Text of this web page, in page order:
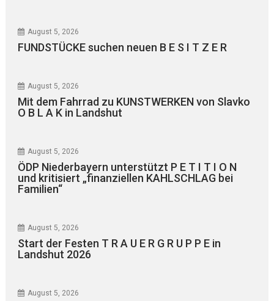
August 5, 2026
FUNDSTÜCKE suchen neuen B E S I T Z E R
August 5, 2026
Mit dem Fahrrad zu KUNSTWERKEN von Slavko
O B L A K in Landshut
August 5, 2026
ÖDP Niederbayern unterstützt P E T I T I O N
und kritisiert „finanziellen KAHLSCHLAG bei
Familien“
August 5, 2026
Start der Festen T R A U E R G R U P P E in
Landshut 2026
August 5, 2026